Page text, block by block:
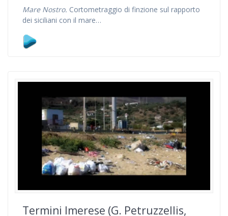
Mare Nostro. Cortometraggio di finzione sul rapporto
dei siciliani con il mare…
Termini Imerese (G. Petruzzellis,